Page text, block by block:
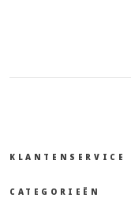
KLANTENSERVICE
CATEGORIEËN